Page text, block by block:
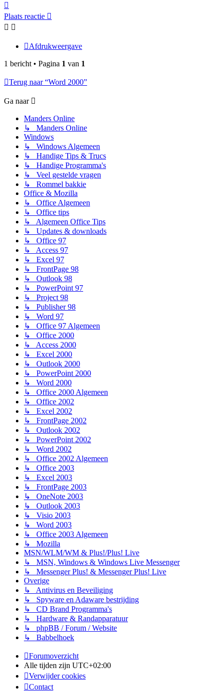
Plaats reactie
Afdrukweergave
1 bericht • Pagina 1 van 1
Terug naar “Word 2000”
Ga naar
Manders Online
↳ Manders Online
Windows
↳ Windows Algemeen
↳ Handige Tips & Trucs
↳ Handige Programma's
↳ Veel gestelde vragen
↳ Rommel bakkie
Office & Mozilla
↳ Office Algemeen
↳ Office tips
↳ Algemeen Office Tips
↳ Updates & downloads
↳ Office 97
↳ Access 97
↳ Excel 97
↳ FrontPage 98
↳ Outlook 98
↳ PowerPoint 97
↳ Project 98
↳ Publisher 98
↳ Word 97
↳ Office 97 Algemeen
↳ Office 2000
↳ Access 2000
↳ Excel 2000
↳ Outlook 2000
↳ PowerPoint 2000
↳ Word 2000
↳ Office 2000 Algemeen
↳ Office 2002
↳ Excel 2002
↳ FrontPage 2002
↳ Outlook 2002
↳ PowerPoint 2002
↳ Word 2002
↳ Office 2002 Algemeen
↳ Office 2003
↳ Excel 2003
↳ FrontPage 2003
↳ OneNote 2003
↳ Outlook 2003
↳ Visio 2003
↳ Word 2003
↳ Office 2003 Algemeen
↳ Mozilla
MSN/WLM/WM & Plus!/Plus! Live
↳ MSN, Windows & Windows Live Messenger
↳ Messenger Plus! & Messenger Plus! Live
Overige
↳ Antivirus en Beveiliging
↳ Spyware en Adaware bestrijding
↳ CD Brand Programma's
↳ Hardware & Randapparatuur
↳ phpBB / Forum / Website
↳ Babbelhoek
Forumoverzicht
Alle tijden zijn UTC+02:00
Verwijder cookies
Contact